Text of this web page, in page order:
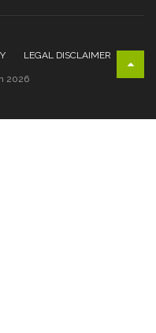
LEGAL DISCLAIMER
2026